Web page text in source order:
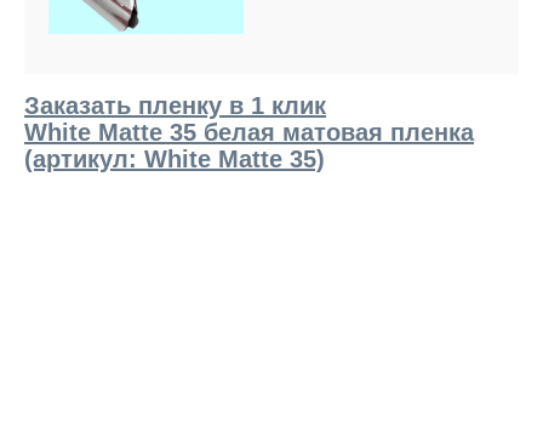
Заказать пленку в 1 клик
White Matte 35 белая матовая пленка
(артикул: White Matte 35)